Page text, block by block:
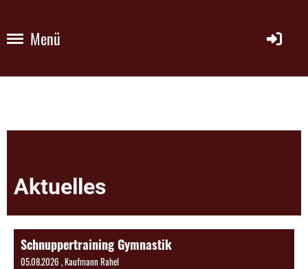
Menü
Aktuelles
Schnuppertraining Gymnastik
05.08.2026 , Kaufmann Rahel